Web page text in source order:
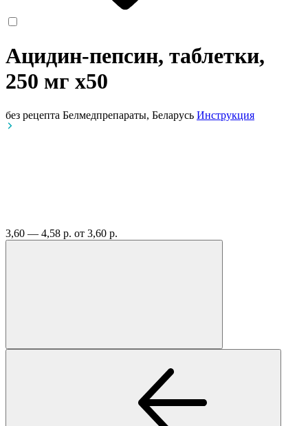
Ацидин-пепсин, таблетки,
250 мг x50
без рецепта Белмедпрепараты, Беларусь Инструкция
3,60 — 4,58 р. от 3,60 р.